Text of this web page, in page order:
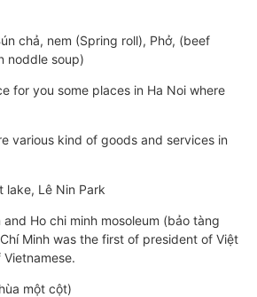
chả, nem (Spring roll), Phở, (beef
noddle soup)
for you some places in Ha Noi where
various kind of goods and services in
lake, Lê Nin Park
and Ho chi minh mosoleum (bảo tàng
Minh was the first of president of Việt
một cột)